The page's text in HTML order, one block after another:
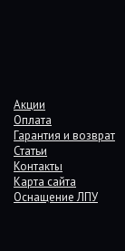
Акции
Оплата
Гарантия и возврат
Статьи
Контакты
Карта сайта
Оснащение ЛПУ